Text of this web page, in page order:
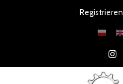
Registrieren